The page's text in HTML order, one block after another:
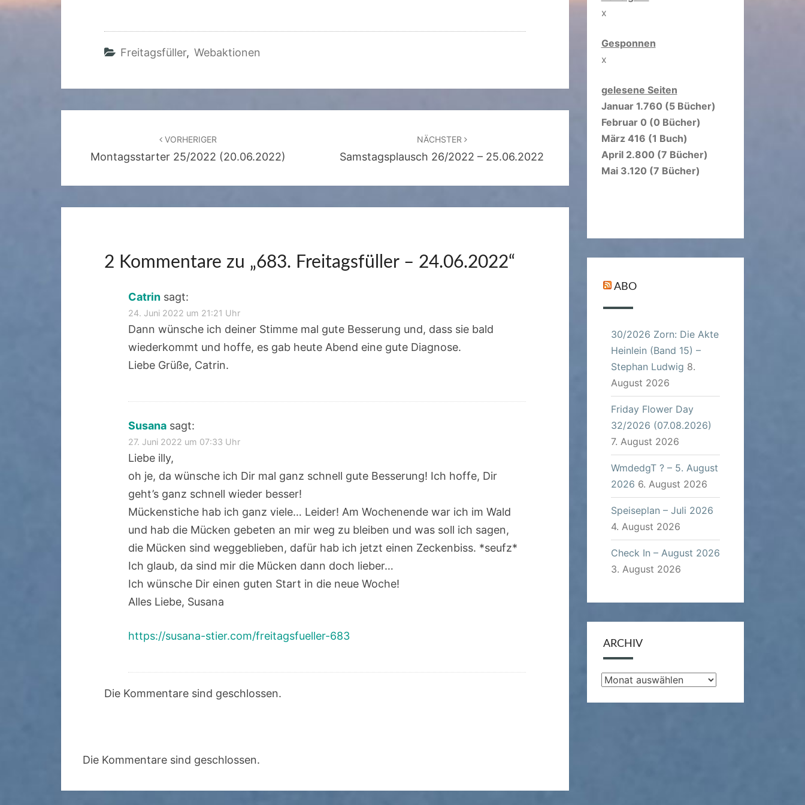
Freitagsfüller, Webaktionen
Beitragsnavigation
VORHERIGER
Montagsstarter 25/2022 (20.06.2022)
NÄCHSTER
Samstagsplausch 26/2022 – 25.06.2022
2 Kommentare zu „683. Freitagsfüller – 24.06.2022“
Catrin sagt:
24. Juni 2022 um 21:21 Uhr
Dann wünsche ich deiner Stimme mal gute Besserung und, dass sie bald
wiederkommt und hoffe, es gab heute Abend eine gute Diagnose.
Liebe Grüße, Catrin.
Susana sagt:
27. Juni 2022 um 07:33 Uhr
Liebe illy,
oh je, da wünsche ich Dir mal ganz schnell gute Besserung! Ich hoffe, Dir
geht’s ganz schnell wieder besser!
Mückenstiche hab ich ganz viele… Leider! Am Wochenende war ich im Wald
und hab die Mücken gebeten an mir weg zu bleiben und was soll ich sagen,
die Mücken sind weggeblieben, dafür hab ich jetzt einen Zeckenbiss. *seufz*
Ich glaub, da sind mir die Mücken dann doch lieber…
Ich wünsche Dir einen guten Start in die neue Woche!
Alles Liebe, Susana
https://susana-stier.com/freitagsfueller-683
Die Kommentare sind geschlossen.
Die Kommentare sind geschlossen.
x
Gesponnen
x
gelesene Seiten
Januar 1.760 (5 Bücher)
Februar 0 (0 Bücher)
März 416 (1 Buch)
April 2.800 (7 Bücher)
Mai 3.120 (7 Bücher)
ABO
30/2026 Zorn: Die Akte
Heinlein (Band 15) –
Stephan Ludwig 8.
August 2026
Friday Flower Day
32/2026 (07.08.2026)
7. August 2026
WmdedgT ? – 5. August
2026 6. August 2026
Speiseplan – Juli 2026
4. August 2026
Check In – August 2026
3. August 2026
ARCHIV
Archiv